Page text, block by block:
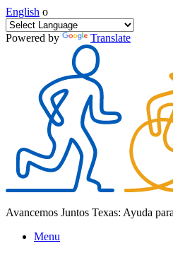
English o
Powered by Translate
Avancemos Juntos Texas: Ayuda
Menu